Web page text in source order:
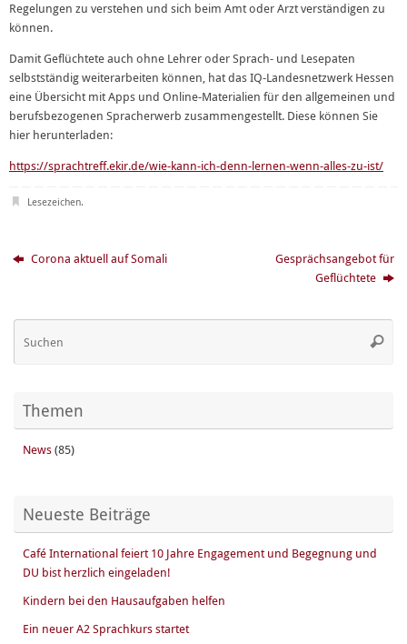
Regelungen zu verstehen und sich beim Amt oder Arzt verständigen zu
können.
Damit Geflüchtete auch ohne Lehrer oder Sprach- und Lesepaten
selbstständig weiterarbeiten können, hat das IQ-Landesnetzwerk Hessen
eine Übersicht mit Apps und Online-Materialien für den allgemeinen und
berufsbezogenen Spracherwerb zusammengestellt. Diese können Sie
hier herunterladen:
https://sprachtreff.ekir.de/wie-kann-ich-denn-lernen-wenn-alles-zu-ist/
Lesezeichen.
Corona aktuell auf Somali
Gesprächsangebot für
Geflüchtete
Themen
News(85)
Neueste Beiträge
Café International feiert 10 Jahre Engagement und Begegnung und
DU bist herzlich eingeladen!
Kindern bei den Hausaufgaben helfen
Ein neuer A2 Sprachkurs startet